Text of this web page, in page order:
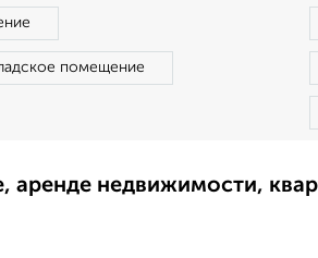
помещение
аренде недвижимости,